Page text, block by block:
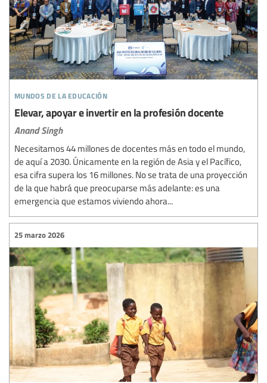
mundos de la educación
Elevar, apoyar e invertir en la profesión docente
Anand Singh
Necesitamos 44 millones de docentes más en todo el mundo,
de aquí a 2030. Únicamente en la región de Asia y el Pacífico,
esa cifra supera los 16 millones. No se trata de una proyección
de la que habrá que preocuparse más adelante: es una
emergencia que estamos viviendo ahora...
25 marzo 2026